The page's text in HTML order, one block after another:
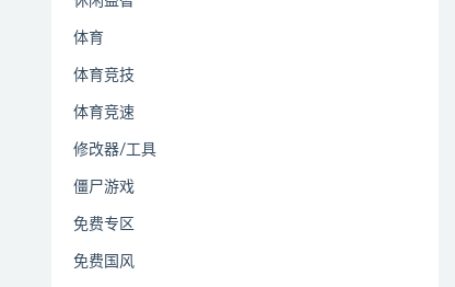
体育
体育竞技
体育竞速
修改器/工具
僵尸游戏
免费专区
免费国风